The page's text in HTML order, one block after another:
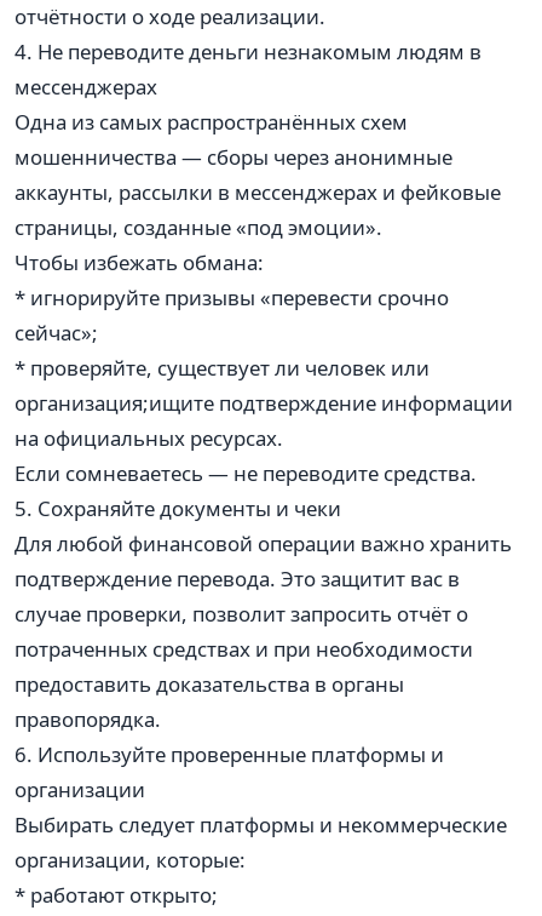
отчётности о ходе реализации.
4. Не переводите деньги незнакомым людям в
мессенджерах
Одна из самых распространённых схем
мошенничества — сборы через анонимные
аккаунты, рассылки в мессенджерах и фейковые
страницы, созданные «под эмоции».
Чтобы избежать обмана:
* игнорируйте призывы «перевести срочно
сейчас»;
* проверяйте, существует ли человек или
организация;ищите подтверждение информации
на официальных ресурсах.
Если сомневаетесь — не переводите средства.
5. Сохраняйте документы и чеки
Для любой финансовой операции важно хранить
подтверждение перевода. Это защитит вас в
случае проверки, позволит запросить отчёт о
потраченных средствах и при необходимости
предоставить доказательства в органы
правопорядка.
6. Используйте проверенные платформы и
организации
Выбирать следует платформы и некоммерческие
организации, которые:
* работают открыто;